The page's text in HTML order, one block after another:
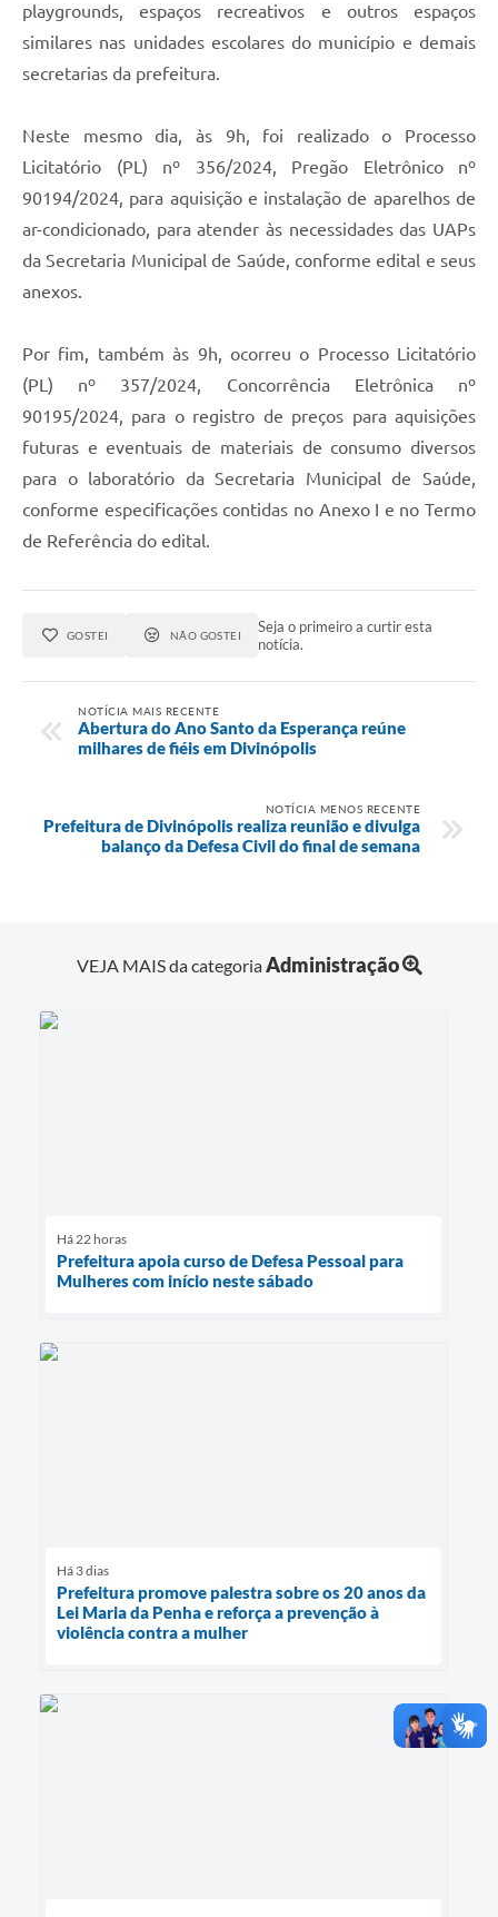
playgrounds, espaços recreativos e outros espaços
similares nas unidades escolares do município e demais
secretarias da prefeitura.
Neste mesmo dia, às 9h, foi realizado o Processo
Licitatório (PL) nº 356/2024, Pregão Eletrônico nº
90194/2024, para aquisição e instalação de aparelhos de
ar-condicionado, para atender às necessidades das UAPs
da Secretaria Municipal de Saúde, conforme edital e seus
anexos.
Por fim, também às 9h, ocorreu o Processo Licitatório
(PL) nº 357/2024, Concorrência Eletrônica nº
90195/2024, para o registro de preços para aquisições
futuras e eventuais de materiais de consumo diversos
para o laboratório da Secretaria Municipal de Saúde,
conforme especificações contidas no Anexo I e no Termo
de Referência do edital.
GOSTEI NÃO GOSTEI
Seja o primeiro a curtir esta
notícia.
NOTÍCIA MAIS RECENTE
Abertura do Ano Santo da Esperança reúne
milhares de fiéis em Divinópolis
NOTÍCIA MENOS RECENTE
Prefeitura de Divinópolis realiza reunião e divulga
balanço da Defesa Civil do final de semana
VEJA MAIS da categoriaAdministração
Há 22 horas
Prefeitura apoia curso de Defesa Pessoal para
Mulheres com início neste sábado
Há 3 dias
Prefeitura promove palestra sobre os 20 anos da
Lei Maria da Penha e reforça a prevenção à
violência contra a mulher